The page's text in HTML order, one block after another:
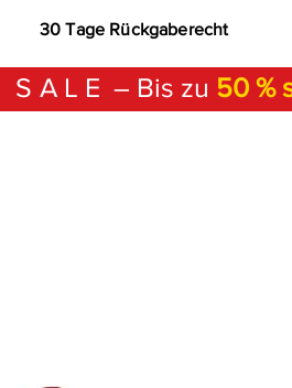
30 Tage Rückgaberecht
SALE – Bis zu 50 %